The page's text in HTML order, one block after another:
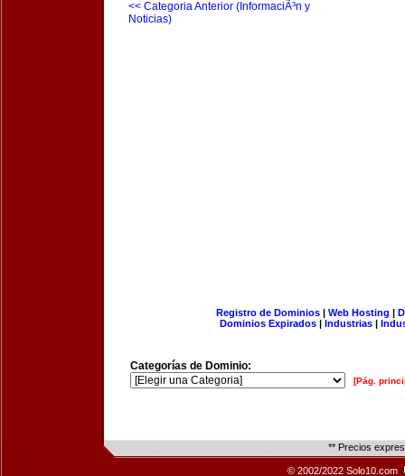
<< Categoria Anterior (InformaciÃ³n y
Noticias)
Registro de Dominios| Web Hosting |
Dominios Expirados | Industrias |
Categorías de Dominio:
[Pág.
** Precios
© 2002/2022 Solo10.com